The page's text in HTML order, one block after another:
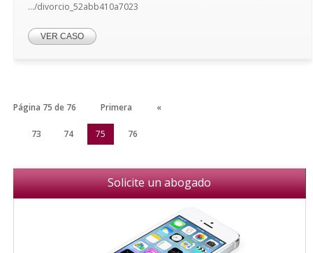
.../divorcio_52abb410a7023
VER CASO
Página 75 de 76 Primera «
73 74 75 76
Solicite un abogado